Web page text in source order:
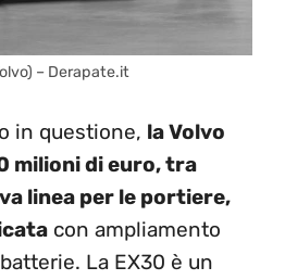
– Derapate.it
in questione, la Volvo
milioni di euro, tra
linea per le portiere,
con ampliamento
La EX30 è un